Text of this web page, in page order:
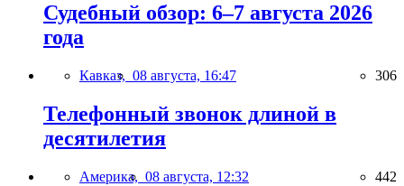
Судебный обзор: 6–7 августа 2026
года
Кавказ, 08 августа, 16:47 306
Телефонный звонок длиной в
десятилетия
Америка, 08 августа, 12:32 442